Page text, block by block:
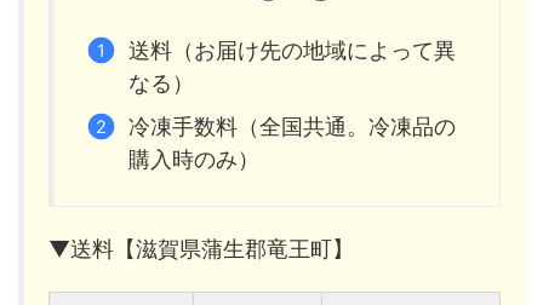
送料（お届け先の地域によって異
なる）
冷凍手数料（全国共通。冷凍品の
購入時のみ）
▼送料【滋賀県蒲生郡竜王町】